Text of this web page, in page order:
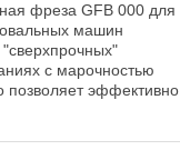
фреза GFB 000 для
машин
с марочностью
эффективно
наплывы и